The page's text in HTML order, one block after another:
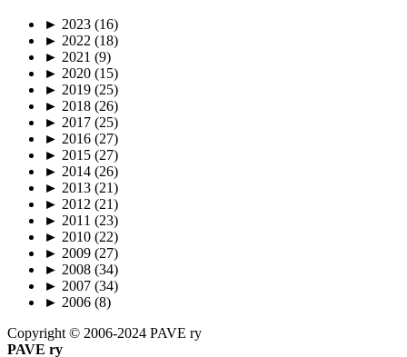
► 2023 (16)
► 2022 (18)
► 2021 (9)
► 2020 (15)
► 2019 (25)
► 2018 (26)
► 2017 (25)
► 2016 (27)
► 2015 (27)
► 2014 (26)
► 2013 (21)
► 2012 (21)
► 2011 (23)
► 2010 (22)
► 2009 (27)
► 2008 (34)
► 2007 (34)
► 2006 (8)
Copyright © 2006-2024 PAVE ry
PAVE ry